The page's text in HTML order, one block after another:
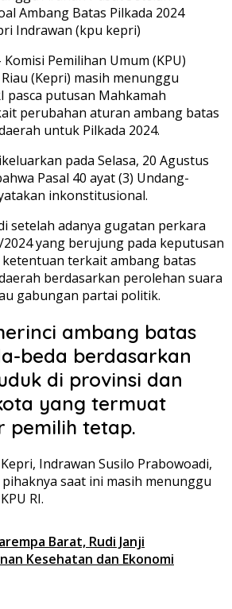
Indrawan (kpu kepri)
Komisi Pemilihan Umum (KPU)
(Kepri) masih menunggu
pasca putusan Mahkamah
perubahan aturan ambang batas
untuk Pilkada 2024.
pada Selasa, 20 Agustus
Pasal 40 ayat (3) Undang-
inkonstitusional.
setelah adanya gugatan perkara
yang berujung pada keputusan
terkait ambang batas
berdasarkan perolehan suara
gabungan partai politik.
ambang batas
beda berdasarkan
di provinsi dan
yang termuat
pemilih tetap.
Indrawan Susilo Prabowoadi,
saat ini masih menunggu
RI.
Barat, Rudi Janji
Kesehatan dan Ekonomi